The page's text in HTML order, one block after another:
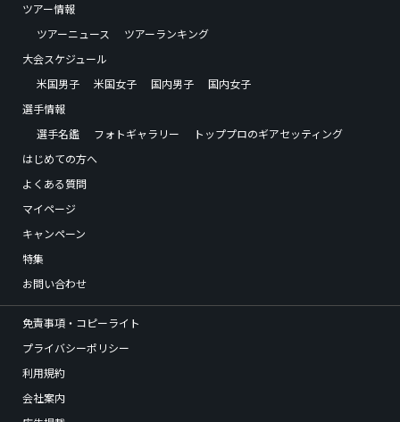
ツアー情報
ツアーニュース
ツアーランキング
大会スケジュール
米国男子
米国女子 国内男子
国内女子
選手情報
選手名鑑
フォトギャラリー
トッププロのギアセッティング
はじめての方へ
よくある質問
マイページ
キャンペーン
特集
お問い合わせ
免責事項・コピーライト
プライバシーポリシー
利用規約
会社案内